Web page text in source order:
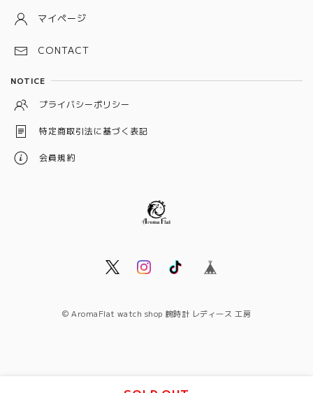
ホワイト
マイページ
CONTACT
NOTICE
プライバシーポリシー
特定商取引法に基づく表記
会員規約
© AromaFlat watch shop 腕時計 レディ―ス 工房